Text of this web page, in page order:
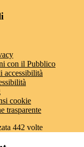
con il Pubblico
accessibilità
cookie
trasparente
442 volte